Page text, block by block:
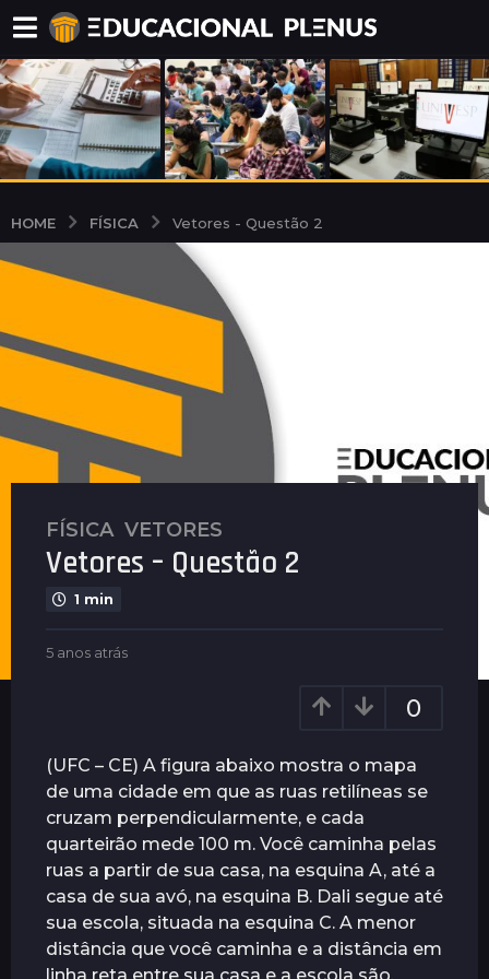
HOME FÍSICA Vetores - Questão 2
5
a
o
a
s
4
a
n
o
s
a
t
FÍSICA ,VETORES
Vetores – Questão 2
1 min
b
m
a
r
ã
e
s
5 anos atrás
a
t
r
á
s
0
(UFC – CE) A figura abaixo mostra o mapa
de uma cidade em que as ruas retilíneas se
cruzam perpendicularmente, e cada
quarteirão mede 100 m. Você caminha pelas
ruas a partir de sua casa, na esquina A, até a
casa de sua avó, na esquina B. Dali segue até
sua escola, situada na esquina C. A menor
distância que você caminha e a distância em